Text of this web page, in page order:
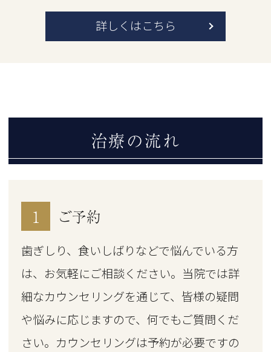
詳しくはこちら
治療の流れ
1 ご予約
歯ぎしり、食いしばりなどで悩んでいる方
は、お気軽にご相談ください。当院では詳
細なカウンセリングを通じて、皆様の疑問
や悩みに応じますので、何でもご質問くだ
さい。カウンセリングは予約が必要ですの